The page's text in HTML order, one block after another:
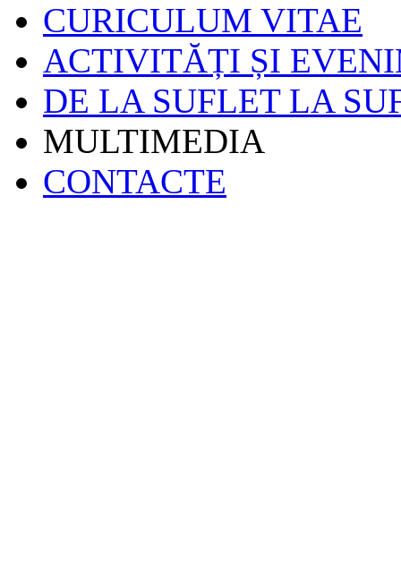
CURICULUM VITAE
ACTIVITĂȚI ȘI
DE LA SUFLET LA
MULTIMEDIA
CONTACTE